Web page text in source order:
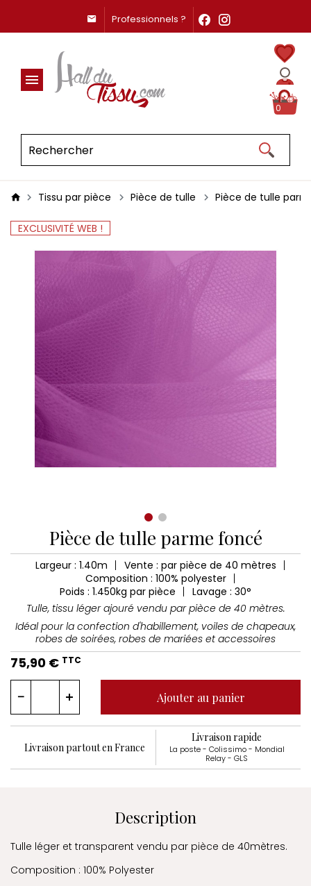
Professionnels ?
0
Tissu par pièce Pièce de tulle Pièce de tulle
EXCLUSIVITÉ WEB !
Pièce de tulle parme foncé
Largeur : 1.40m
Vente : par pièce de 40 mètres
Composition : 100% polyester
Poids : 1.450kg par pièce
Lavage : 30°
Tulle, tissu léger ajouré vendu par pièce de 40 mètres.
Idéal pour la confection d'habillement, voiles de chapeaux,
robes de soirées, robes de mariées et accessoires
75,90 € TTC
Ajouter au panier
Livraison partout en France
Livraison rapide
La poste - Colissimo - Mondial
Relay - GLS
Description
Tulle léger et transparent vendu par pièce de 40mètres.
Composition : 100% Polyester